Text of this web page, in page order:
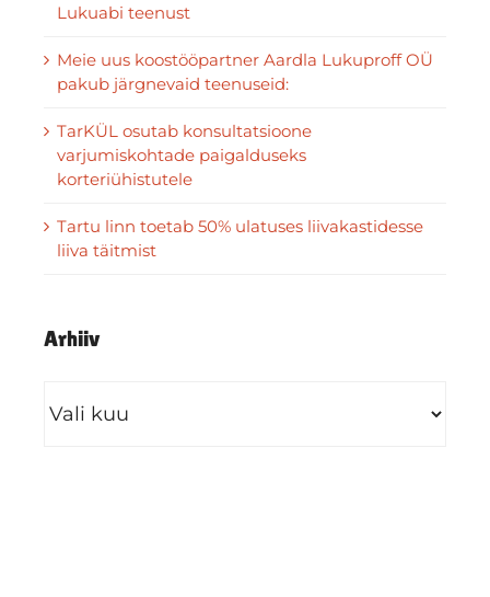
Lukuabi teenust
Meie uus koostööpartner Aardla Lukuproff OÜ
pakub järgnevaid teenuseid:
TarKÜL osutab konsultatsioone
varjumiskohtade paigalduseks
korteriühistutele
Tartu linn toetab 50% ulatuses liivakastidesse
liiva täitmist
Arhiiv